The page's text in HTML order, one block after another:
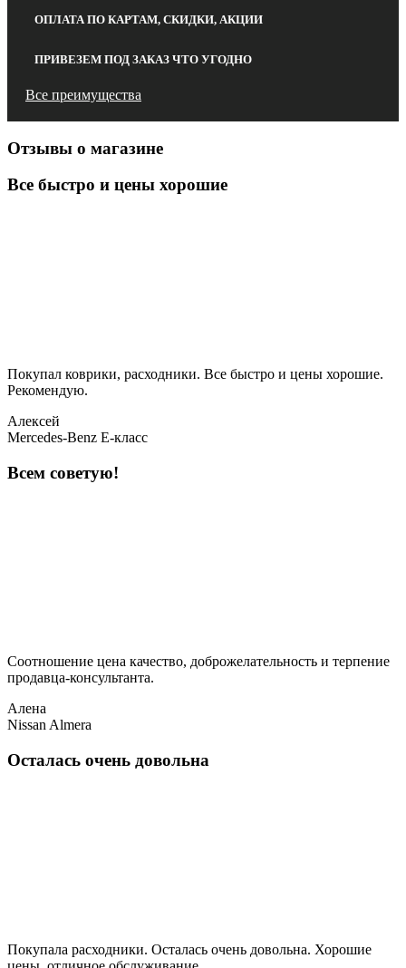
ОПЛАТА ПО КАРТАМ, СКИДКИ, АКЦИИ
ПРИВЕЗЕМ ПОД ЗАКАЗ ЧТО УГОДНО
Все преимущества
Отзывы о магазине
Все быстро и цены хорошие
Покупал коврики, расходники. Все быстро и цены хорошие.
Рекомендую.
Алексей
Mercedes-Benz E-класс
Всем советую!
Соотношение цена качество, доброжелательность и терпение
продавца-консультанта.
Алена
Nissan Almera
Осталась очень довольна
Покупала расходники. Осталась очень довольна. Хорошие